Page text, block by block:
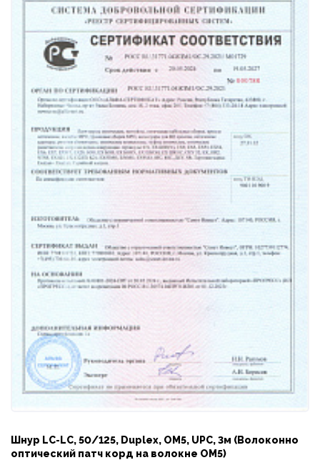
Шнур LC-LC, 50/125, Duplex, OM5, UPC, 3м (Волоконно
оптический патч корд на волокне OM5)